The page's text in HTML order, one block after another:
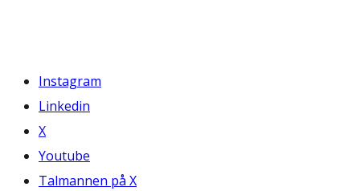
Instagram
Linkedin
X
Youtube
Talmannen på X